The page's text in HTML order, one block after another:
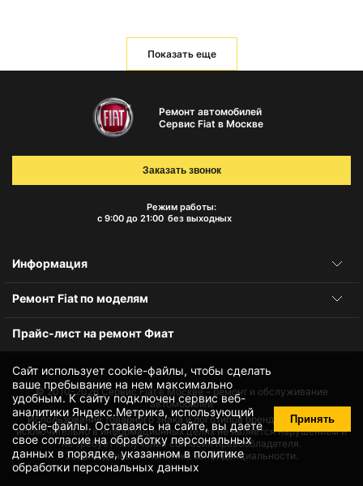
Показать еще
Сайт использует cookie-файлы, чтобы сделать
ваше пребывание на нем максимально
удобным. К cайту подключен сервис веб-
аналитики Яндекс.Метрика, использующий
cookie-файлы. Оставаясь на сайте, вы даете
своесогласие на обработку персональных
данных в порядке, указанном в политике
обработки персональных данных
Принять
Ремонт автомобилей
Сервис Fiat в Москве
Режим работы:
с 9:00 до 21:00 без выходных
Заказать звонок
Информация
Ремонт Fiat по моделям
Прайс-лист на ремонт Фиат
© 2010-2026Сервис Fiat в Москве – ремонт и обслуживание
автомобилей
Использование товарного знака и логотипов бренда происходит
исключительно в информационных целях не является нарушением и
не требует получения согласия правообладателя.
Защита данных и политика конфиденциальности.